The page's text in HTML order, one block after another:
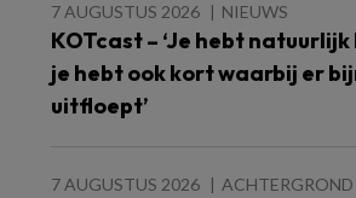
7 AUGUSTUS 2026 NIEUWS
KOTcast – ‘Je hebt
je hebt ook kort waarbij er
uitfloept’
7 AUGUSTUS 2026 ACHTERGROND